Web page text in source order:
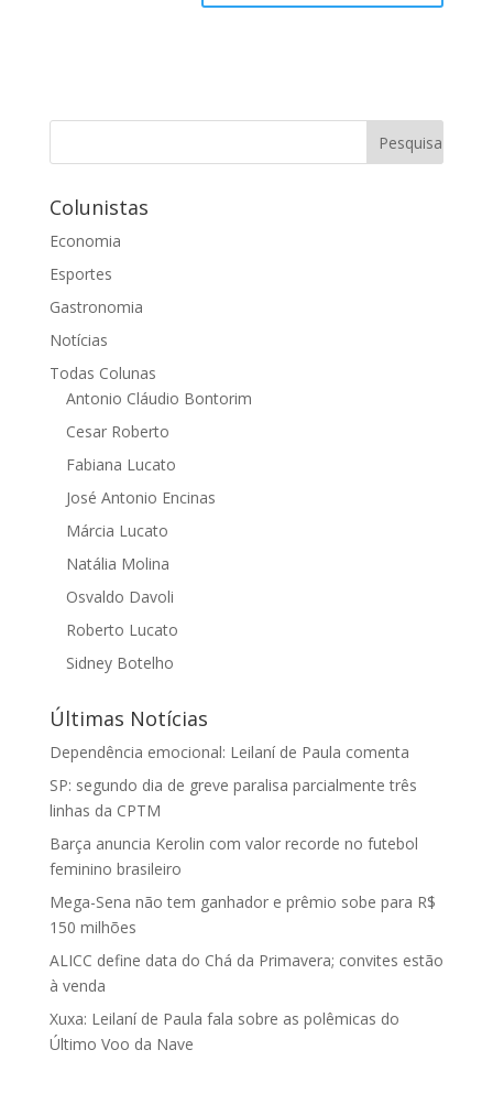
Colunistas
Economia
Esportes
Gastronomia
Notícias
Todas Colunas
Antonio Cláudio Bontorim
Cesar Roberto
Fabiana Lucato
José Antonio Encinas
Márcia Lucato
Natália Molina
Osvaldo Davoli
Roberto Lucato
Sidney Botelho
Últimas Notícias
Dependência emocional: Leilaní de Paula comenta
SP: segundo dia de greve paralisa parcialmente três
linhas da CPTM
Barça anuncia Kerolin com valor recorde no futebol
feminino brasileiro
Mega-Sena não tem ganhador e prêmio sobe para R$
150 milhões
ALICC define data do Chá da Primavera; convites estão
à venda
Xuxa: Leilaní de Paula fala sobre as polêmicas do
Último Voo da Nave